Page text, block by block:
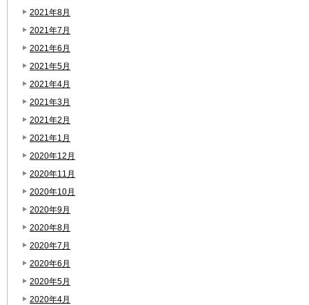
2021年8月
2021年7月
2021年6月
2021年5月
2021年4月
2021年3月
2021年2月
2021年1月
2020年12月
2020年11月
2020年10月
2020年9月
2020年8月
2020年7月
2020年6月
2020年5月
2020年4月